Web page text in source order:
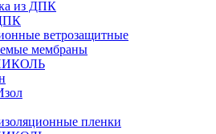
из ДПК
ветрозащитные
мембраны
пленки